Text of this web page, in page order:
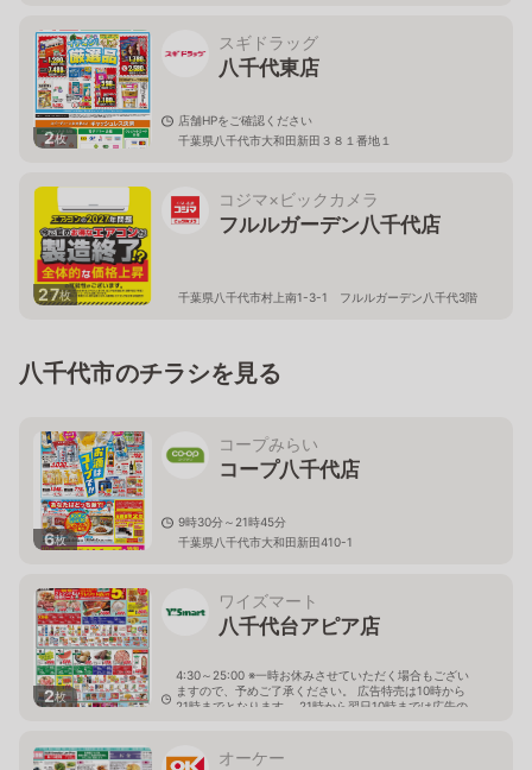
2枚
スギドラッグ
八千代東店
店舗HPをご確認ください
千葉県八千代市大和田新田３８１番地１
27枚
コジマ×ビックカメラ
フルルガーデン八千代店
千葉県八千代市村上南1-3-1 フルルガーデン八千代3階
八千代市のチラシを見る
6枚
コープみらい
コープ八千代店
9時30分～21時45分
千葉県八千代市大和田新田410-1
2枚
ワイズマート
八千代台アピア店
4:30～25:00 ※一時お休みさせていただく場合もござい
ますので、予めご了承ください。 広告特売は10時から
21時までとなります。 21時から翌日10時までは広告の
Ａビル 地下１階
オーケー